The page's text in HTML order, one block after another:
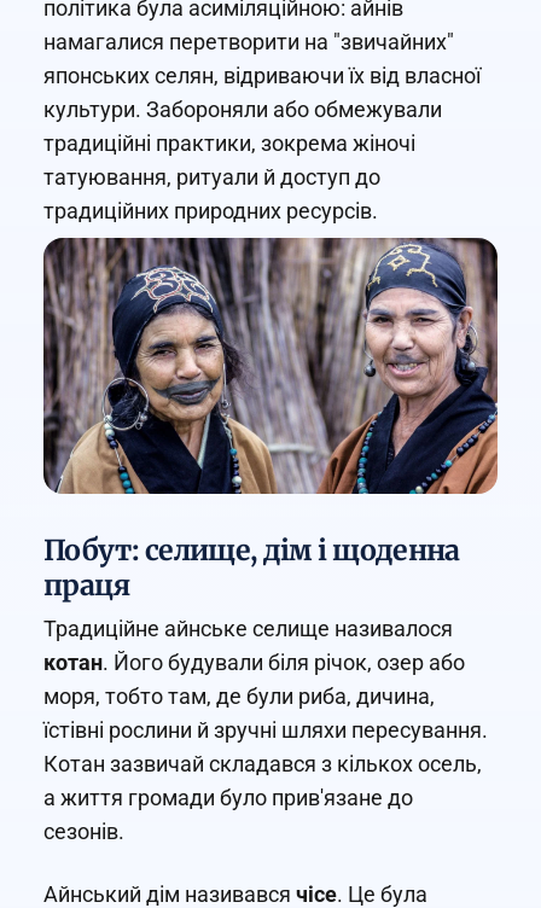
політика була асиміляційною: айнів
намагалися перетворити на "звичайних"
японських селян, відриваючи їх від власної
культури. Забороняли або обмежували
традиційні практики, зокрема жіночі
татуювання, ритуали й доступ до
традиційних природних ресурсів.
Побут: селище, дім і щоденна
праця
Традиційне айнське селище називалося
котан. Його будували біля річок, озер або
моря, тобто там, де були риба, дичина,
їстівні рослини й зручні шляхи пересування.
Котан зазвичай складався з кількох осель,
а життя громади було прив'язане до
сезонів.
Айнський дім називався чісе. Це була